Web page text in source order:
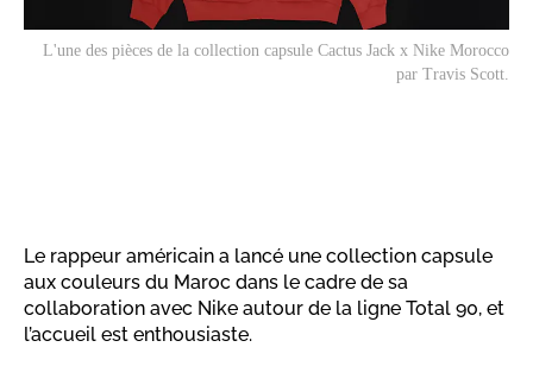
L'une des pièces de la collection capsule Cactus Jack x Nike Morocco
par Travis Scott.
Le rappeur américain a lancé une collection capsule
aux couleurs du Maroc dans le cadre de sa
collaboration avec Nike autour de la ligne Total 90, et
l’accueil est enthousiaste.